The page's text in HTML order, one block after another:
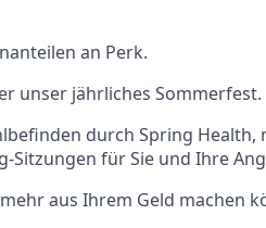
an Perk.
unser jährliches Sommerfest.
durch Spring Health,
Sitzungen für Sie und Ihre
aus Ihrem Geld machen